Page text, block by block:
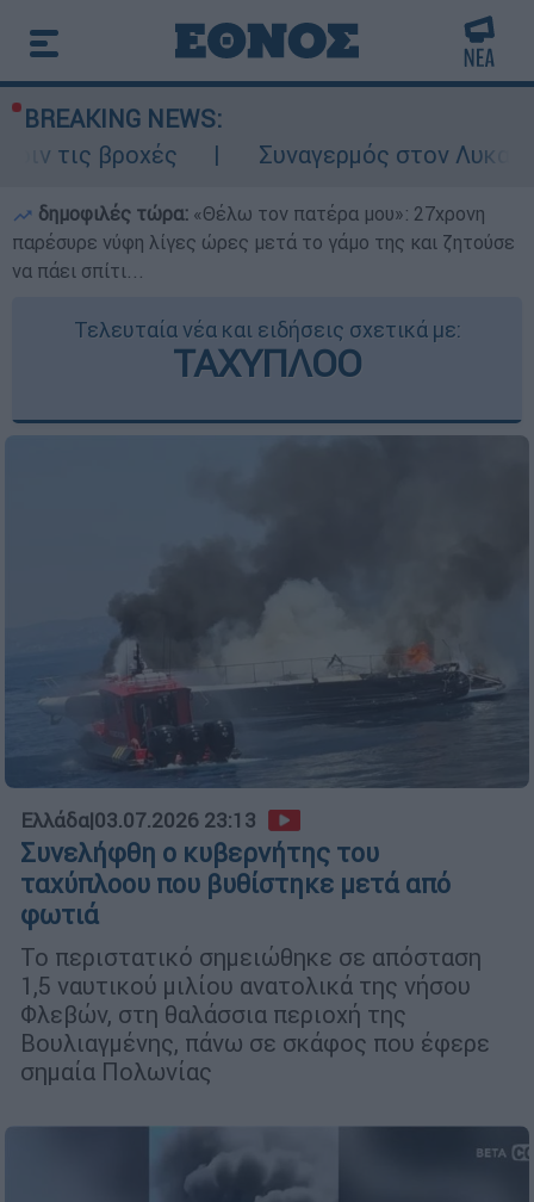
BREAKING NEWS:
Συναγερμός στον Λυκαβηττό:
δημοφιλές τώρα: «Θέλω τον πατέρα μου»: 27χρονη
παρέσυρε νύφη λίγες ώρες μετά το γάμο της και ζητούσε
να πάει σπίτι...
Τελευταία νέα και ειδήσεις σχετικά με:
ΤΑΧΥΠΛΟΟ
Ελλάδα|03.07.2026 23:13
Συνελήφθη ο κυβερνήτης του
ταχύπλοου που βυθίστηκε μετά από
φωτιά
Το περιστατικό σημειώθηκε σε απόσταση
1,5 ναυτικού μιλίου ανατολικά της νήσου
Φλεβών, στη θαλάσσια περιοχή της
Βουλιαγμένης, πάνω σε σκάφος που έφερε
σημαία Πολωνίας